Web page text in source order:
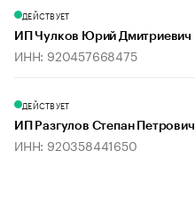
ДЕЙСТВУЕТ
ИП Чулков Юрий Дмитриевич
ИНН: 920457668475
ДЕЙСТВУЕТ
ИП Разгулов Степан Петрович
ИНН: 920358441650